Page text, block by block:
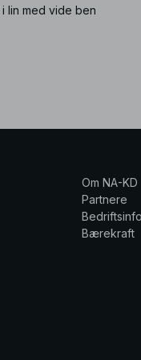
lin med vide ben
Om NA-KD
Partnere
Bærekraft